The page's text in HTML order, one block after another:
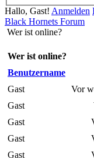
Hallo, Gast! Anmelden
Black Hornets Forum
Wer ist online?
Wer ist online?
Benutzername
Gast
Vor
Gast
Gast
Gast
Gast